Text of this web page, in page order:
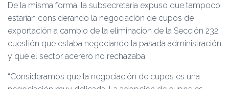
De la misma forma, la subsecretaria expuso que tampoco
estarían considerando la negociación de cupos de
exportación a cambio de la eliminación de la Sección 232,
cuestión que estaba negociando la pasada administración
y que el sector acerero no rechazaba.
“Consideramos que la negociación de cupos es una